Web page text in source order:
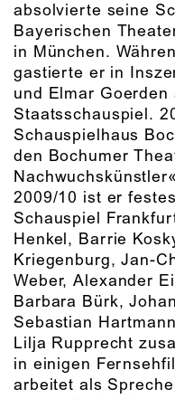
absolvierte seine
Bayerischen
in München.
gastierte er in
und Elmar Goerden
Staatsschauspiel.
Schauspielhaus
den Bochumer
2009/10 ist er
Schauspiel
Henkel, Barrie
Kriegenburg, Jan-
Weber, Alexander
Barbara Bürk,
Sebastian
Lilja Rupprecht
in einigen
arbeitet als